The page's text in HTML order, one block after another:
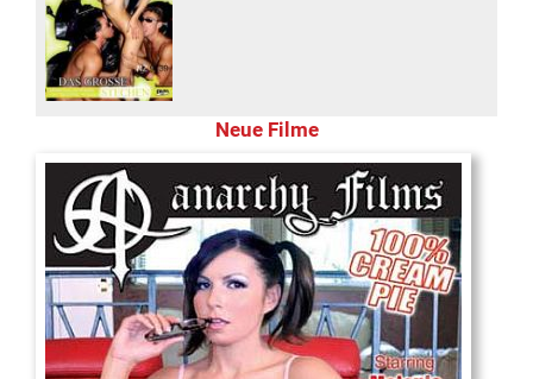
Neue Filme